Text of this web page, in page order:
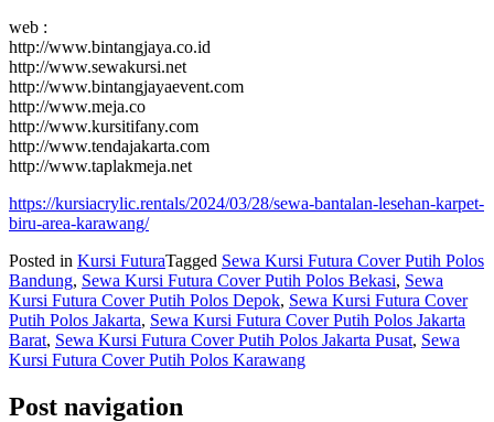
web :
http://www.bintangjaya.co.id
http://www.sewakursi.net
http://www.bintangjayaevent.com
http://www.meja.co
http://www.kursitifany.com
http://www.tendajakarta.com
http://www.taplakmeja.net
https://kursiacrylic.rentals/2024/03/28/sewa-bantalan-lesehan-karpet-
biru-area-karawang/
Posted in Kursi FuturaTagged Sewa Kursi Futura Cover Putih Polos
Bandung, Sewa Kursi Futura Cover Putih Polos Bekasi, Sewa
Kursi Futura Cover Putih Polos Depok, Sewa Kursi Futura Cover
Putih Polos Jakarta, Sewa Kursi Futura Cover Putih Polos Jakarta
Barat, Sewa Kursi Futura Cover Putih Polos Jakarta Pusat, Sewa
Kursi Futura Cover Putih Polos Karawang
Post navigation